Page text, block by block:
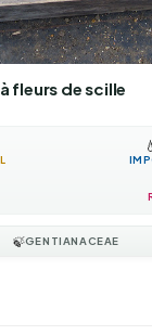
fleurs de scille
🍃GENTIANACEAE